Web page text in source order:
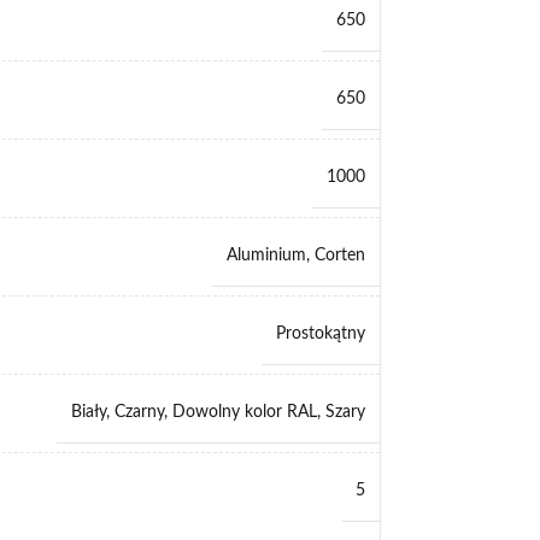
650
650
1000
Aluminium, Corten
Prostokątny
Biały, Czarny, Dowolny kolor RAL, Szary
5